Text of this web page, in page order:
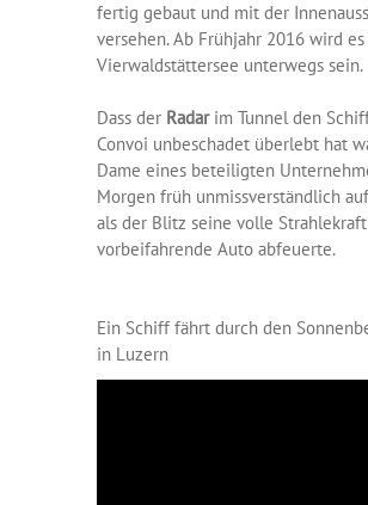
fertig gebaut und mit der
versehen. Ab Frühjahr 2016 wird
Vierwaldstättersee unterwegs sein.
Dass der Radarim Tunnel den
Convoi unbeschadet überlebt hat
Dame eines beteiligten
Morgen früh unmissverständlich
als der Blitz seine volle
vorbeifahrende Auto abfeuerte.
Ein Schiff fährt durch den
in Luzern